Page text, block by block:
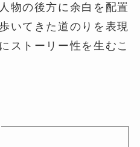
物の後方に余白を配置
いてきた道のりを表現
ストーリー性を生むこ